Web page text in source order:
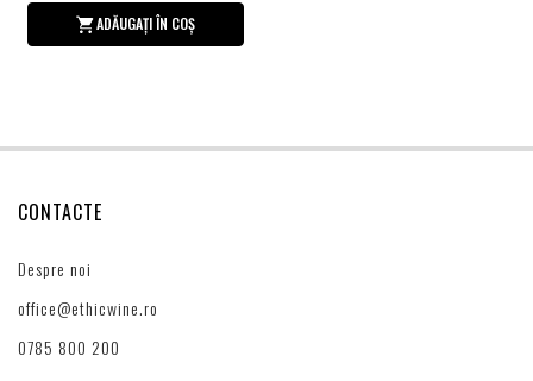
ADĂUGAȚI ÎN COȘ
CONTACTE
Despre noi
office@ethicwine.ro
0785 800 200